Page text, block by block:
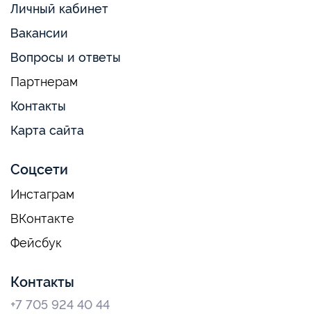
Личный кабинет
Вакансии
Вопросы и ответы
Партнерам
Контакты
Карта сайта
Соцсети
Инстаграм
ВКонтакте
Фейсбук
Контакты
+7 705 924 40 44